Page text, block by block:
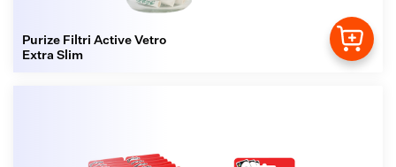
Purize Filtri Active Vetro
Extra Slim